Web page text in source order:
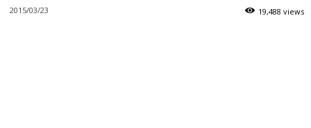
2015/03/23 19,488 views